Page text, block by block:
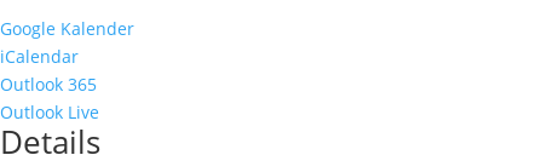
Google Kalender
iCalendar
Outlook 365
Outlook Live
Details